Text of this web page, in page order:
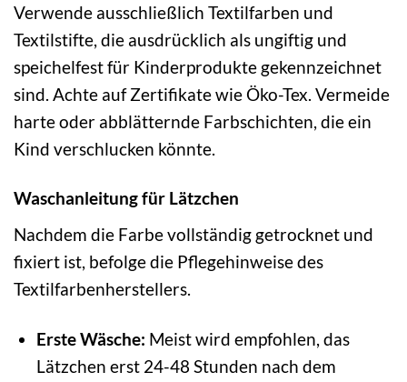
Verwende ausschließlich Textilfarben und
Textilstifte, die ausdrücklich als ungiftig und
speichelfest für Kinderprodukte gekennzeichnet
sind. Achte auf Zertifikate wie Öko-Tex. Vermeide
harte oder abblätternde Farbschichten, die ein
Kind verschlucken könnte.
Waschanleitung für Lätzchen
Nachdem die Farbe vollständig getrocknet und
fixiert ist, befolge die Pflegehinweise des
Textilfarbenherstellers.
Erste Wäsche: Meist wird empfohlen, das
Lätzchen erst 24-48 Stunden nach dem